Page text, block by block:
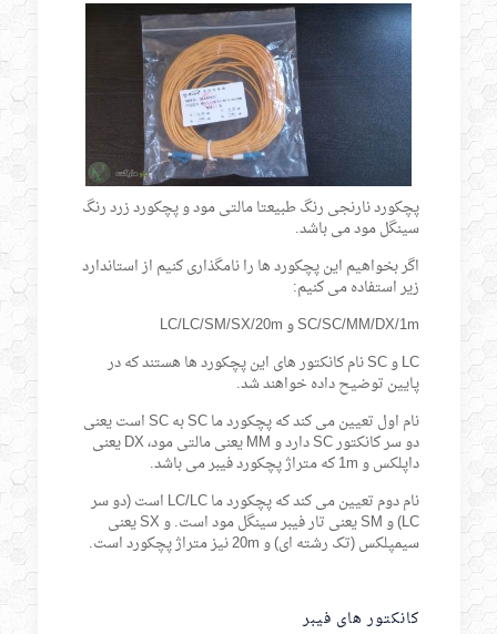
پچکورد نارنجی رنگ طبیعتا مالتی مود و پچکورد زرد رنگ
سینگل مود می باشد.
اگر بخواهیم این پچکورد ها را نامگذاری کنیم از استاندارد
زیر استفاده می کنیم:
SC/SC/MM/DX/1m و LC/LC/SM/SX/20m
LC و SC نام کانکتور های این پچکورد ها هستند که در
پایین توضیح داده خواهند شد.
نام اول تعیین می کند که پچکورد ما SC به SC است یعنی
دو سر کانکتور SC دارد و MM یعنی مالتی مود، DX یعنی
داپلکس و 1m که متراژ پچکورد فیبر می باشد.
نام دوم تعیین می کند که پچکورد ما LC/LC است (دو سر
LC) و SM یعنی تار فیبر سینگل مود است. و SX یعنی
سیمپلکس (تک رشته ای) و 20m نیز متراژ پچکورد است.
کانکتور های فیبر